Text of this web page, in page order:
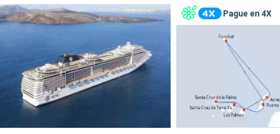
Pague en 4X